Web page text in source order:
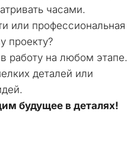
часами.
или профессиональная
проекту?
работу на любом этапе.
деталей или
будущее в деталях!